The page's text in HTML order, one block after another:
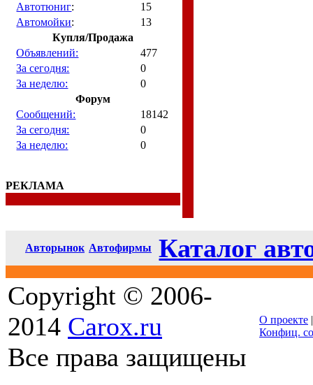
Автотюниг:
15
Автомойки:
13
Купля/Продажа
Объявлений:
477
За сегодня:
0
За неделю:
0
Форум
Сообщений:
18142
За сегодня:
0
За неделю:
0
РЕКЛАМА
Авторынок Автофирмы
Каталог
Copyright © 2006-
2014 Carox.ru
Все права защищены
О проекте
Конфиц.